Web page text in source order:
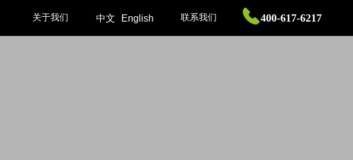
关于我们 中文 English 400-617-6217
联系我们